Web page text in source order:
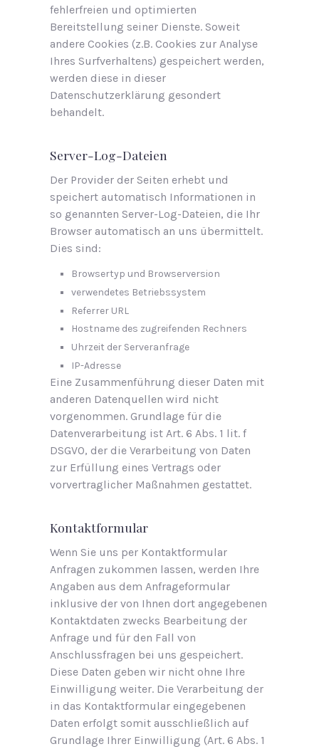
fehlerfreien und optimierten
Bereitstellung seiner Dienste. Soweit
andere Cookies (z.B. Cookies zur Analyse
Ihres Surfverhaltens) gespeichert werden,
werden diese in dieser
Datenschutzerklärung gesondert
behandelt.
Server-Log-Dateien
Der Provider der Seiten erhebt und
speichert automatisch Informationen in
so genannten Server-Log-Dateien, die Ihr
Browser automatisch an uns übermittelt.
Dies sind:
Browsertyp und Browserversion
verwendetes Betriebssystem
Referrer URL
Hostname des zugreifenden Rechners
Uhrzeit der Serveranfrage
IP-Adresse
Eine Zusammenführung dieser Daten mit
anderen Datenquellen wird nicht
vorgenommen. Grundlage für die
Datenverarbeitung ist Art. 6 Abs. 1 lit. f
DSGVO, der die Verarbeitung von Daten
zur Erfüllung eines Vertrags oder
vorvertraglicher Maßnahmen gestattet.
Kontaktformular
Wenn Sie uns per Kontaktformular
Anfragen zukommen lassen, werden Ihre
Angaben aus dem Anfrageformular
inklusive der von Ihnen dort angegebenen
Kontaktdaten zwecks Bearbeitung der
Anfrage und für den Fall von
Anschlussfragen bei uns gespeichert.
Diese Daten geben wir nicht ohne Ihre
Einwilligung weiter. Die Verarbeitung der
in das Kontaktformular eingegebenen
Daten erfolgt somit ausschließlich auf
Grundlage Ihrer Einwilligung (Art. 6 Abs. 1